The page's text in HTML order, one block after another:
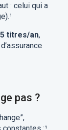
: celui qui a
titres/an,
pas ?